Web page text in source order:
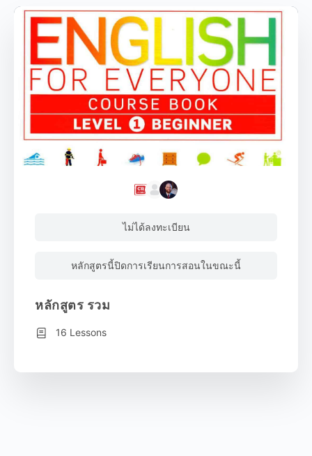
ไม่ได้ลงทะเบียน
หลักสูตรนี้ปิดการเรียนการสอนในขณะนี้
หลักสูตร รวม
16 Lessons